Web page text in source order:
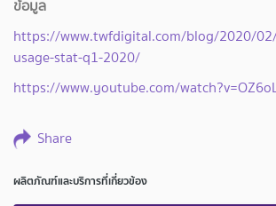
ข้อมูล
https://www.twfdigital.com/blog/2020/
usage-stat-q1-2020/
https://www.youtube.com/
Share
ผลิตภัณฑ์และบริการที่เกี่ยวข้อง